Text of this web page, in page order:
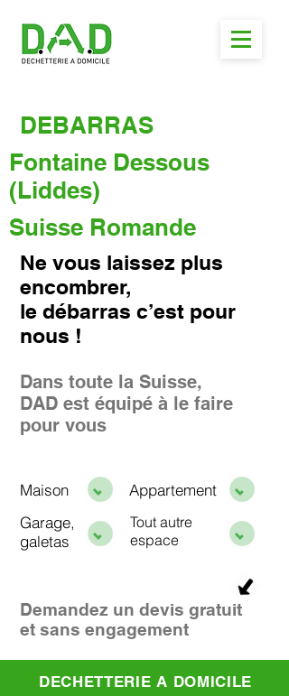
DEBARRAS
Fontaine Dessous
(Liddes)
Suisse Romande
Ne vous laissez plus
encombrer,
le débarras c’est pour
nous !
Dans toute la Suisse,
DAD est équipé à le faire
pour vous
Maison
Appartement
Garage,
galetas
Tout autre
espace
Demandez un devis gratuit
et sans engagement
DECHETTERIE A DOMICILE